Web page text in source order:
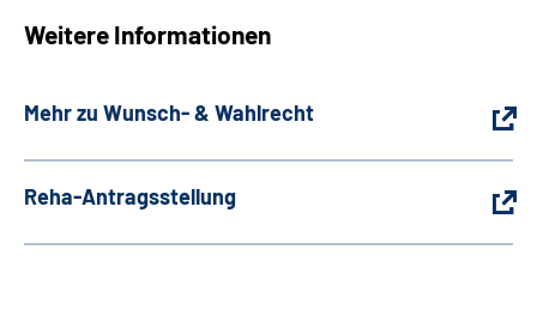
Weitere Informationen
Mehr zu Wunsch- & Wahlrecht
Reha-Antragsstellung